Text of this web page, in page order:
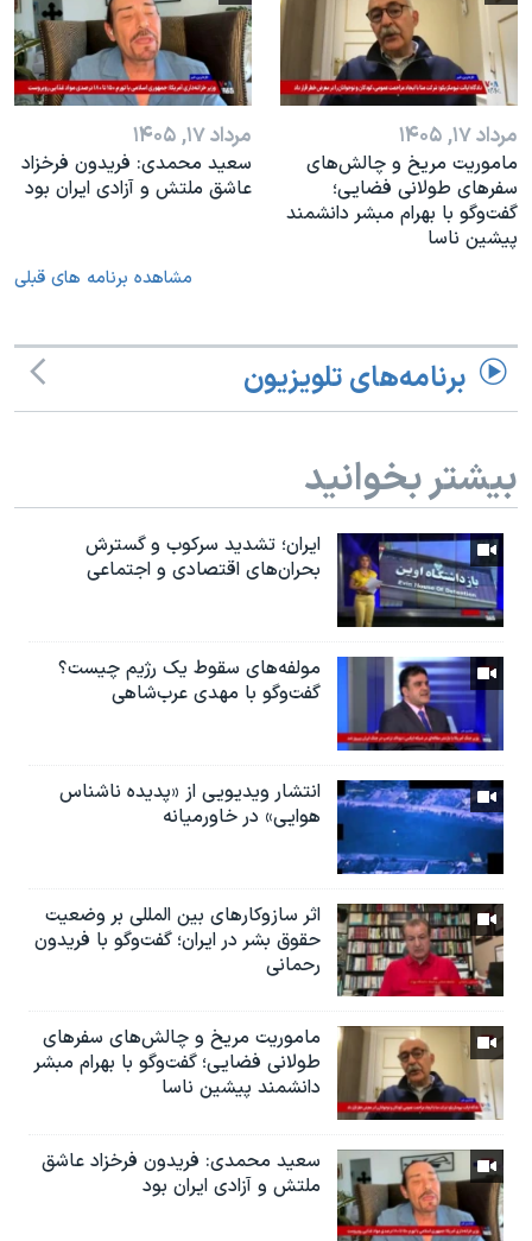
مرداد ۱۷, ۱۴۰۵
ماموریت مریخ و چالش‌های
سفرهای طولانی فضایی؛
گفت‌وگو با بهرام مبشر دانشمند
پیشین ناسا
مرداد ۱۷, ۱۴۰۵
سعید محمدی: فریدون فرخزاد
عاشق ملتش و آزادی ایران بود
مشاهده برنامه های قبلی
برنامه‌های تلویزیون
بیشتر بخوانید
ایران؛ تشدید سرکوب و گسترش
بحران‌های اقتصادی و اجتماعی
مولفه‌های سقوط یک رژیم چیست؟
گفت‌وگو با مهدی عرب‌شاهی
انتشار ویدیویی از «پدیده‌ ناشناس
هوایی» در خاورمیانه
اثر ساز‌و‌کارهای بین المللی بر وضعیت
حقوق بشر در ایران؛ گفت‌وگو با فریدون
رحمانی
ماموریت مریخ و چالش‌های سفرهای
طولانی فضایی؛ گفت‌وگو با بهرام مبشر
دانشمند پیشین ناسا
سعید محمدی: فریدون فرخزاد عاشق
ملتش و آزادی ایران بود